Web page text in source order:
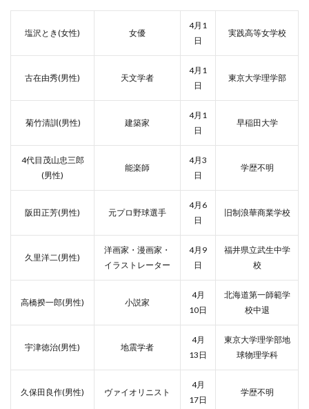
塩沢とき(女性) 女優
4月1
日
実践高等女学校
古在由秀(男性) 天文学者
4月1
日
東京大学理学部
菊竹清訓(男性) 建築家
4月1
日
早稲田大学
4代目茂山忠三郎
(男性)
能楽師
4月3
日
学歴不明
阪田正芳(男性) 元プロ野球選手
4月6
日
旧制浪華商業学校
久里洋二(男性)
洋画家・漫画家・
イラストレーター
4月9
日
福井県立武生中学
校
高橋揆一郎(男性) 小説家
4月
10日
北海道第一師範学
校中退
宇津徳治(男性) 地震学者
4月
13日
東京大学理学部地
球物理学科
久保田良作(男性) ヴァイオリニスト
4月
17日
学歴不明